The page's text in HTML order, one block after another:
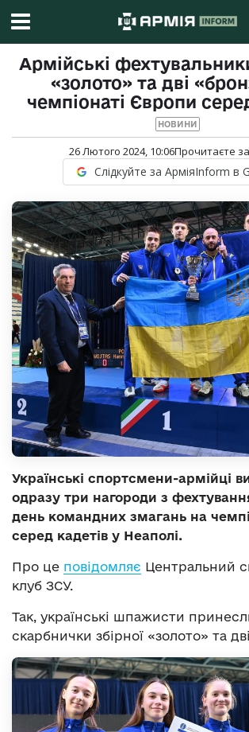
Армійські
«золото» та дві
чемпіонаті Європи
НОВИНИ
26 Лютого 2024, 10:06Прочитаєте
Слідкуйте за АрміяInform в
Українські спортсмени-армійці
одразу три нагороди з
день командних змагань на
серед кадетів у Неаполі.
Про це повідомляє Центральний
клуб ЗСУ.
Так, українські шпажисти
скарбнички збірної «золото» та